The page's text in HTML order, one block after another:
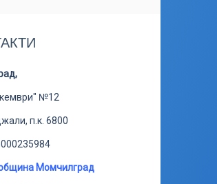
№12
п.к. 6800
Момчилград